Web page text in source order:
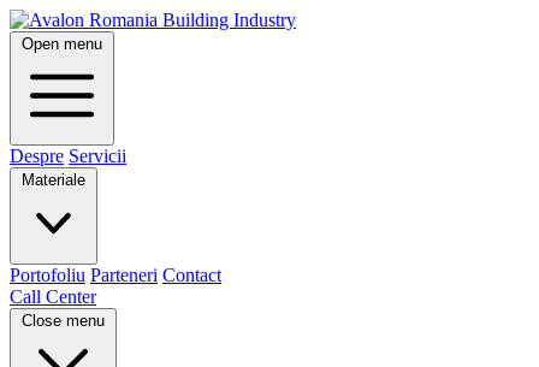
Open menu
Despre Servicii
Materiale
Portofoliu Parteneri Contact
Call Center
Close menu